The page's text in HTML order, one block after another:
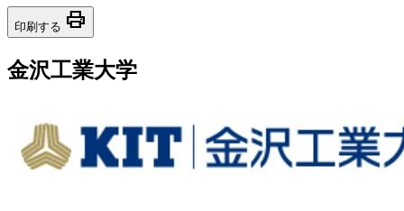
印刷する print
金沢工業大学